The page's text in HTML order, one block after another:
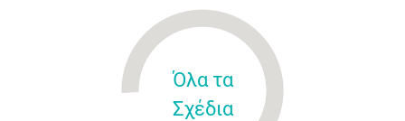
Όλα τα
Σχέδια